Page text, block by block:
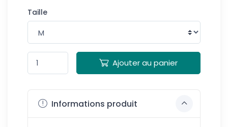
Taille
Ajouter au panier
Informations produit